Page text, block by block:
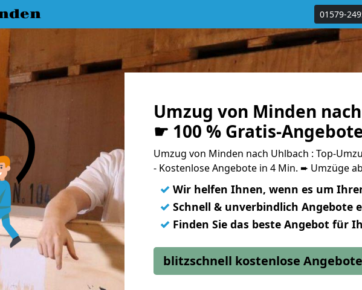
01579-
Umzug von Minden
☛ 100 % Gratis-
Umzug von Minden nach Uhlbach : Top-
- Kostenlose Angebote in 4 Min. ➨ Umzüge
✓ Wir helfen Ihnen, wenn es um
✓ Schnell & unverbindlich Angebote
✓ Finden Sie das beste Angebot für
blitzschnell kostenlose